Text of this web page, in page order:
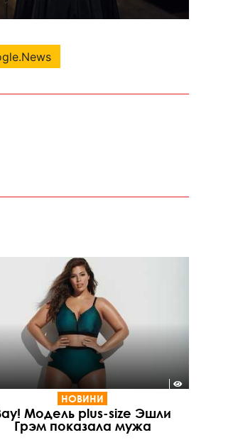
НОВИНИ
Модель plus-size Эшли
Грэм показала мужа